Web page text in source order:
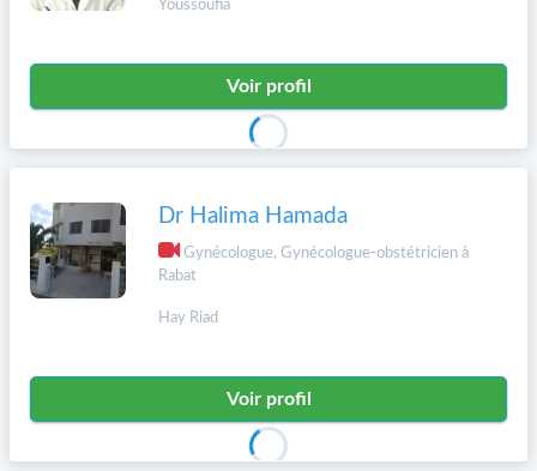
Youssoufia
Voir profil
Dr Halima Hamada
Gynécologue, Gynécologue-obstétricien à
Rabat
Hay Riad
Voir profil